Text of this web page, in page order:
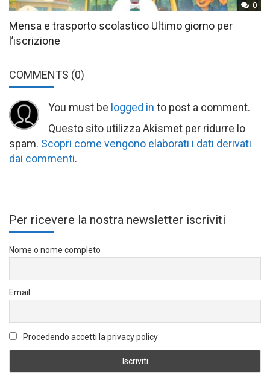
0
Mensa e trasporto scolastico Ultimo giorno per
l’iscrizione
COMMENTS (0)
You must be logged in to post a comment.
Questo sito utilizza Akismet per ridurre lo
spam. Scopri come vengono elaborati i dati derivati
dai commenti.
Per ricevere la nostra newsletter iscriviti
Nome o nome completo
Email
Procedendo accetti la privacy policy